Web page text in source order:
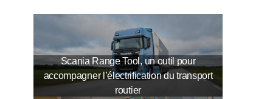
Scania Range Tool, un outil pour
accompagner l’électrification du transport
routier